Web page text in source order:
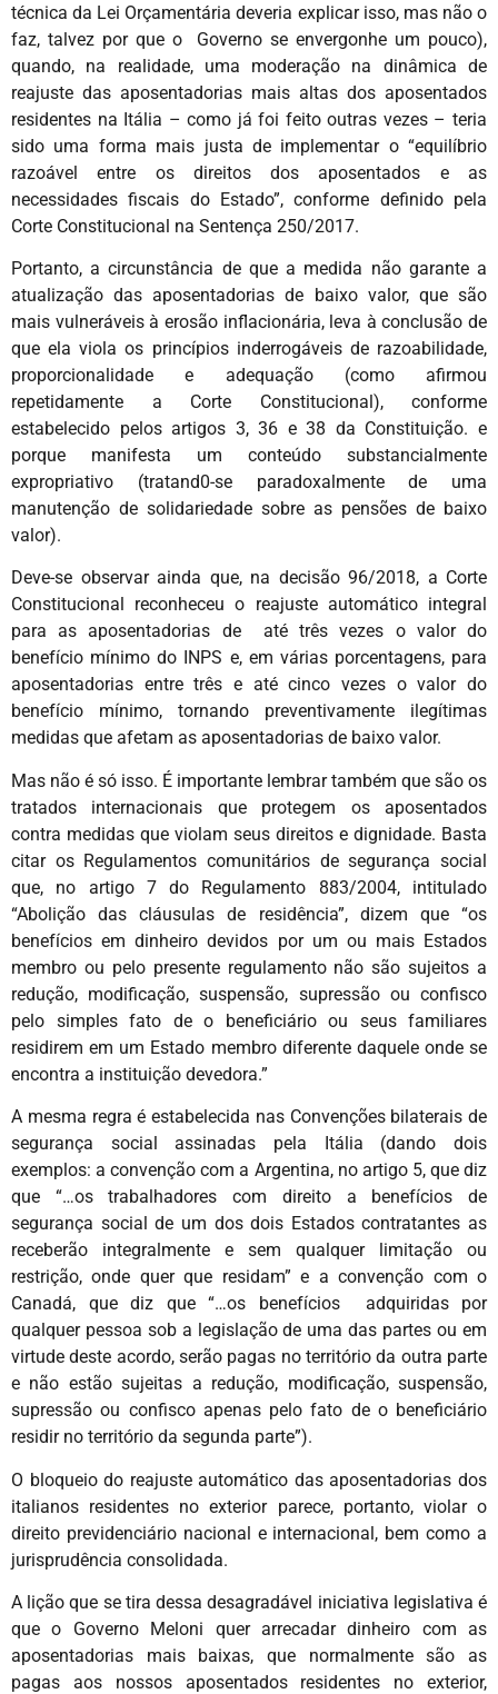
técnica da Lei Orçamentária deveria explicar isso, mas não o
faz, talvez por que o Governo se envergonhe um pouco),
quando, na realidade, uma moderação na dinâmica de
reajuste das aposentadorias mais altas dos aposentados
residentes na Itália – como já foi feito outras vezes – teria
sido uma forma mais justa de implementar o “equilíbrio
razoável entre os direitos dos aposentados e as
necessidades fiscais do Estado”, conforme definido pela
Corte Constitucional na Sentença 250/2017.
Portanto, a circunstância de que a medida não garante a
atualização das aposentadorias de baixo valor, que são
mais vulneráveis à erosão inflacionária, leva à conclusão de
que ela viola os princípios inderrogáveis de razoabilidade,
proporcionalidade e adequação (como afirmou
repetidamente a Corte Constitucional), conforme
estabelecido pelos artigos 3, 36 e 38 da Constituição. e
porque manifesta um conteúdo substancialmente
expropriativo (tratand0-se paradoxalmente de uma
manutenção de solidariedade sobre as pensões de baixo
valor).
Deve-se observar ainda que, na decisão 96/2018, a Corte
Constitucional reconheceu o reajuste automático integral
para as aposentadorias de até três vezes o valor do
benefício mínimo do INPS e, em várias porcentagens, para
aposentadorias entre três e até cinco vezes o valor do
benefício mínimo, tornando preventivamente ilegítimas
medidas que afetam as aposentadorias de baixo valor.
Mas não é só isso. É importante lembrar também que são os
tratados internacionais que protegem os aposentados
contra medidas que violam seus direitos e dignidade. Basta
citar os Regulamentos comunitários de segurança social
que, no artigo 7 do Regulamento 883/2004, intitulado
“Abolição das cláusulas de residência”, dizem que “os
benefícios em dinheiro devidos por um ou mais Estados
membro ou pelo presente regulamento não são sujeitos a
redução, modificação, suspensão, supressão ou confisco
pelo simples fato de o beneficiário ou seus familiares
residirem em um Estado membro diferente daquele onde se
encontra a instituição devedora.”
A mesma regra é estabelecida nas Convenções bilaterais de
segurança social assinadas pela Itália (dando dois
exemplos: a convenção com a Argentina, no artigo 5, que diz
que “…os trabalhadores com direito a benefícios de
segurança social de um dos dois Estados contratantes as
receberão integralmente e sem qualquer limitação ou
restrição, onde quer que residam” e a convenção com o
Canadá, que diz que “…os benefícios adquiridas por
qualquer pessoa sob a legislação de uma das partes ou em
virtude deste acordo, serão pagas no território da outra parte
e não estão sujeitas a redução, modificação, suspensão,
supressão ou confisco apenas pelo fato de o beneficiário
residir no território da segunda parte”).
O bloqueio do reajuste automático das aposentadorias dos
italianos residentes no exterior parece, portanto, violar o
direito previdenciário nacional e internacional, bem como a
jurisprudência consolidada.
A lição que se tira dessa desagradável iniciativa legislativa é
que o Governo Meloni quer arrecadar dinheiro com as
aposentadorias mais baixas, que normalmente são as
pagas aos nossos aposentados residentes no exterior,